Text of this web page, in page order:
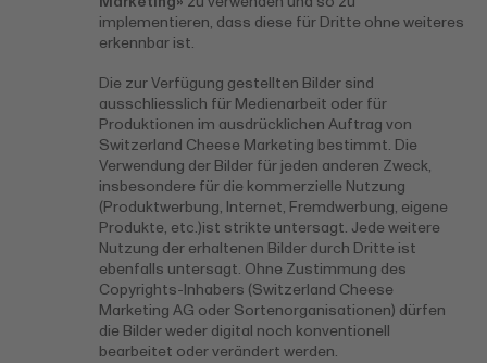
implementieren, dass diese für Dritte ohne weiteres
erkennbar ist.
Die zur Verfügung gestellten Bilder sind
ausschliesslich für Medienarbeit oder für
Produktionen im ausdrücklichen Auftrag von
Switzerland Cheese Marketing bestimmt. Die
Verwendung der Bilder für jeden anderen Zweck,
insbesondere für die kommerzielle Nutzung
(Produktwerbung, Internet, Fremdwerbung, eigene
Produkte, etc.)ist strikte untersagt. Jede weitere
Nutzung der erhaltenen Bilder durch Dritte ist
ebenfalls untersagt. Ohne Zustimmung des
Copyrights-Inhabers (Switzerland Cheese
Marketing AG oder Sortenorganisationen) dürfen
die Bilder weder digital noch konventionell
bearbeitet oder verändert werden.